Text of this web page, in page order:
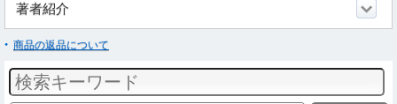
著者紹介
商品の返品について